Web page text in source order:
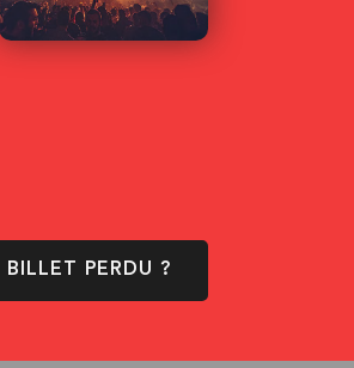
BILLET PERDU ?